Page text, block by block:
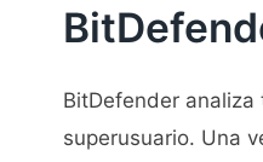
BitDefender
superusuario. Una